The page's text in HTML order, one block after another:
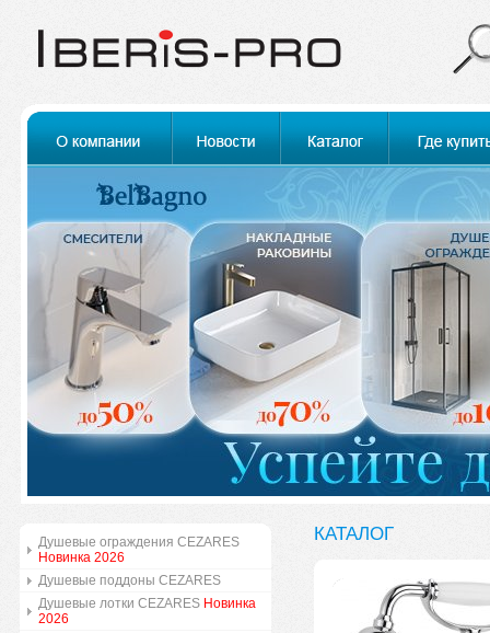
Душевые ограждения CEZARES
Новинка 2026
Душевые поддоны CEZARES
Душевые лотки CEZARES Новинка
2026
КАТАЛОГ